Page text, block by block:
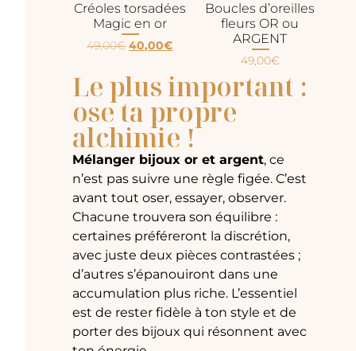
Créoles torsadées
Magic en or
49,00€ 40,00€
Boucles d’oreilles
fleurs OR ou
ARGENT
49,00€
Le plus important :
ose ta propre
alchimie !
Mélanger bijoux or et argent, ce
n’est pas suivre une règle figée. C’est
avant tout oser, essayer, observer.
Chacune trouvera son équilibre :
certaines préféreront la discrétion,
avec juste deux pièces contrastées ;
d’autres s’épanouiront dans une
accumulation plus riche. L’essentiel
est de rester fidèle à ton style et de
porter des bijoux qui résonnent avec